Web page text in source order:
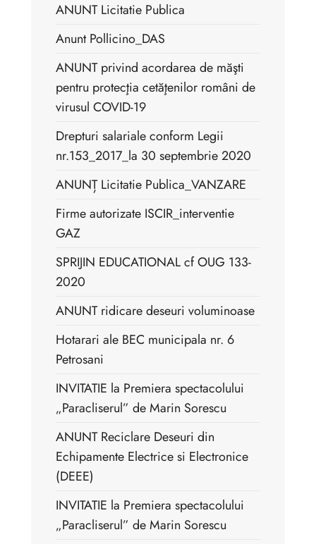
ANUNT Licitatie Publica
Anunt Pollicino_DAS
ANUNT privind acordarea de măşti
pentru protecţia cetăţenilor români de
virusul COVID-19
Drepturi salariale conform Legii
nr.153_2017_la 30 septembrie 2020
ANUNȚ Licitatie Publica_VANZARE
Firme autorizate ISCIR_interventie
GAZ
SPRIJIN EDUCATIONAL cf OUG 133-
2020
ANUNT ridicare deseuri voluminoase
Hotarari ale BEC municipala nr. 6
Petrosani
INVITATIE la Premiera spectacolului
„Paracliserul” de Marin Sorescu
ANUNT Reciclare Deseuri din
Echipamente Electrice si Electronice
(DEEE)
INVITATIE la Premiera spectacolului
„Paracliserul” de Marin Sorescu